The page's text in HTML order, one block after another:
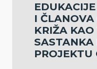
I ČLANOVA
KRIŽA
SASTANKA